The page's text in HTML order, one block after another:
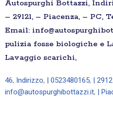
Autospurghi Bottazzi,
– 29121, – Piacenza, – PC,
Email:
pulizia fosse biologiche e
Lavaggio scarichi,
46, Indirizzo, | 0523480165, |
info@autospurghibottazzi.it, |